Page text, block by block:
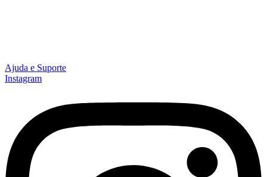
Ajuda e Suporte
Instagram